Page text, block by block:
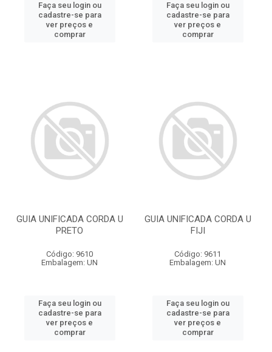
Faça seu login ou
cadastre-se para
ver preços e
comprar
Faça seu login ou
cadastre-se para
ver preços e
comprar
GUIA UNIFICADA CORDA U
PRETO
Código: 9610
Embalagem: UN
Faça seu login ou
cadastre-se para
ver preços e
comprar
GUIA UNIFICADA CORDA U
FIJI
Código: 9611
Embalagem: UN
Faça seu login ou
cadastre-se para
ver preços e
comprar